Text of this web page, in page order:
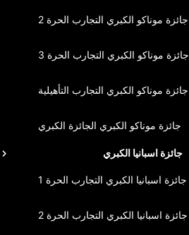
جائزة موناكو الكبري التجارب الحرة 2
جائزة موناكو الكبري التجارب الحرة 3
جائزة موناكو الكبري التجارب التأهيلية
جائزة موناكو الكبري الجائزة الكبري
جائزة اسبانيا الكبري
جائزة اسبانيا الكبري التجارب الحرة 1
جائزة اسبانيا الكبري التجارب الحرة 2